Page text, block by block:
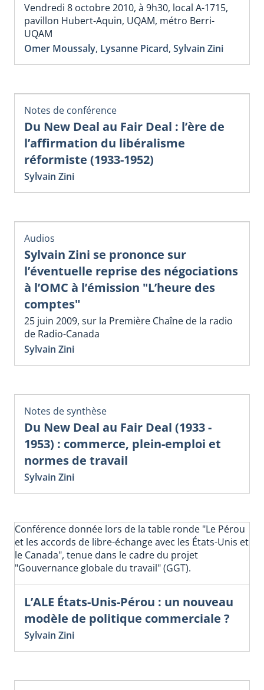
Vendredi 8 octobre 2010, à 9h30, local A-1715,
pavillon Hubert-Aquin, UQAM, métro Berri-
UQAM
Omer Moussaly, Lysanne Picard, Sylvain Zini
Notes de conférence
Du New Deal au Fair Deal : l’ère de
l’affirmation du libéralisme
réformiste (1933-1952)
Sylvain Zini
Audios
Sylvain Zini se prononce sur
l’éventuelle reprise des négociations
à l’OMC à l’émission "L’heure des
comptes"
25 juin 2009, sur la Première Chaîne de la radio
de Radio-Canada
Sylvain Zini
Notes de synthèse
Du New Deal au Fair Deal (1933 -
1953) : commerce, plein-emploi et
normes de travail
Sylvain Zini
Conférence donnée lors de la table ronde "Le Pérou
et les accords de libre-échange avec les États-Unis et
le Canada", tenue dans le cadre du projet
"Gouvernance globale du travail" (GGT).
L’ALE États-Unis-Pérou : un nouveau
modèle de politique commerciale ?
Sylvain Zini